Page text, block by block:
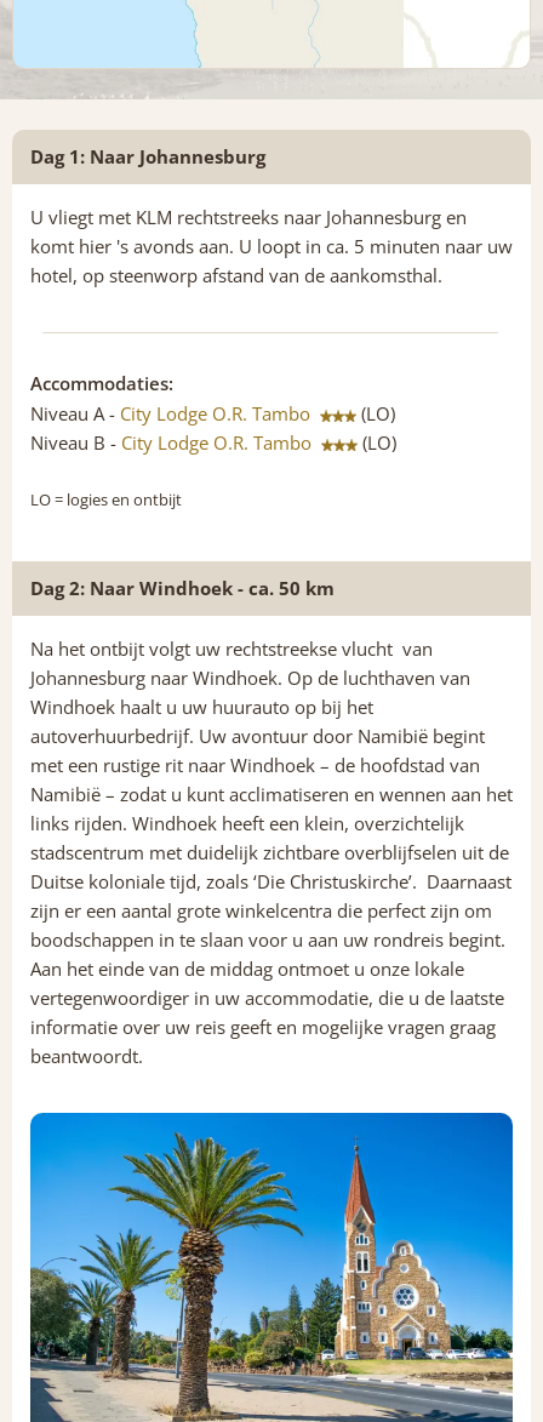
Dag 1: Naar Johannesburg
U vliegt met KLM rechtstreeks naar Johannesburg en
komt hier 's avonds aan. U loopt in ca. 5 minuten naar uw
hotel, op steenworp afstand van de aankomsthal.
Accommodaties:
Niveau A - City Lodge O.R. Tambo
(LO)
Niveau B - City Lodge O.R. Tambo (LO)
LO= logies en ontbijt
Dag 2: Naar Windhoek - ca. 50 km
Na het ontbijt volgt uw rechtstreekse vlucht van
Johannesburg naar Windhoek. Op de luchthaven van
Windhoek haalt u uw huurauto op bij het
autoverhuurbedrijf. Uw avontuur door Namibië begint
met een rustige rit naar Windhoek – de hoofdstad van
Namibië – zodat u kunt acclimatiseren en wennen aan het
links rijden. Windhoek heeft een klein, overzichtelijk
stadscentrum met duidelijk zichtbare overblijfselen uit de
Duitse koloniale tijd, zoals ‘Die Christuskirche’. Daarnaast
zijn er een aantal grote winkelcentra die perfect zijn om
boodschappen in te slaan voor u aan uw rondreis begint.
Aan het einde van de middag ontmoet u onze lokale
vertegenwoordiger in uw accommodatie, die u de laatste
informatie over uw reis geeft en mogelijke vragen graag
beantwoordt.